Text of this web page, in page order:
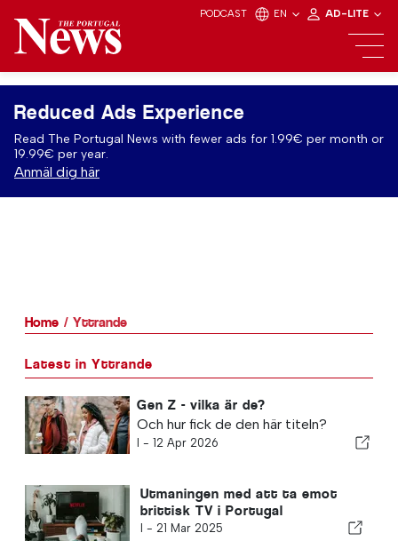
PODCAST EN AD-LITE
Reduced Ads Experience
Read The Portugal News with fewer ads for 1.99€ per month or
19.99€ per year.
Anmäl dig här
Home Yttrande
Latest in Yttrande
Gen Z - vilka är de?
Och hur fick de den här titeln?
I - 12 Apr 2026
Utmaningen med att ta emot
brittisk TV i Portugal
I - 21 Mar 2025